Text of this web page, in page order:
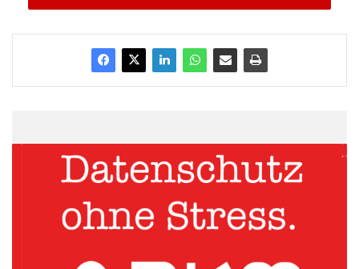
Deutschen investieren auch 2015 fleißig in Ausstattung, Renovierung
nur den Wohnkomfort, sondern erhalten damit gleichzeitig den
Bausparkasse Schwäbisch Hall. Die Expertin verrät, welche
Investitionen in Haus und Wohnung besonders lohnenswert